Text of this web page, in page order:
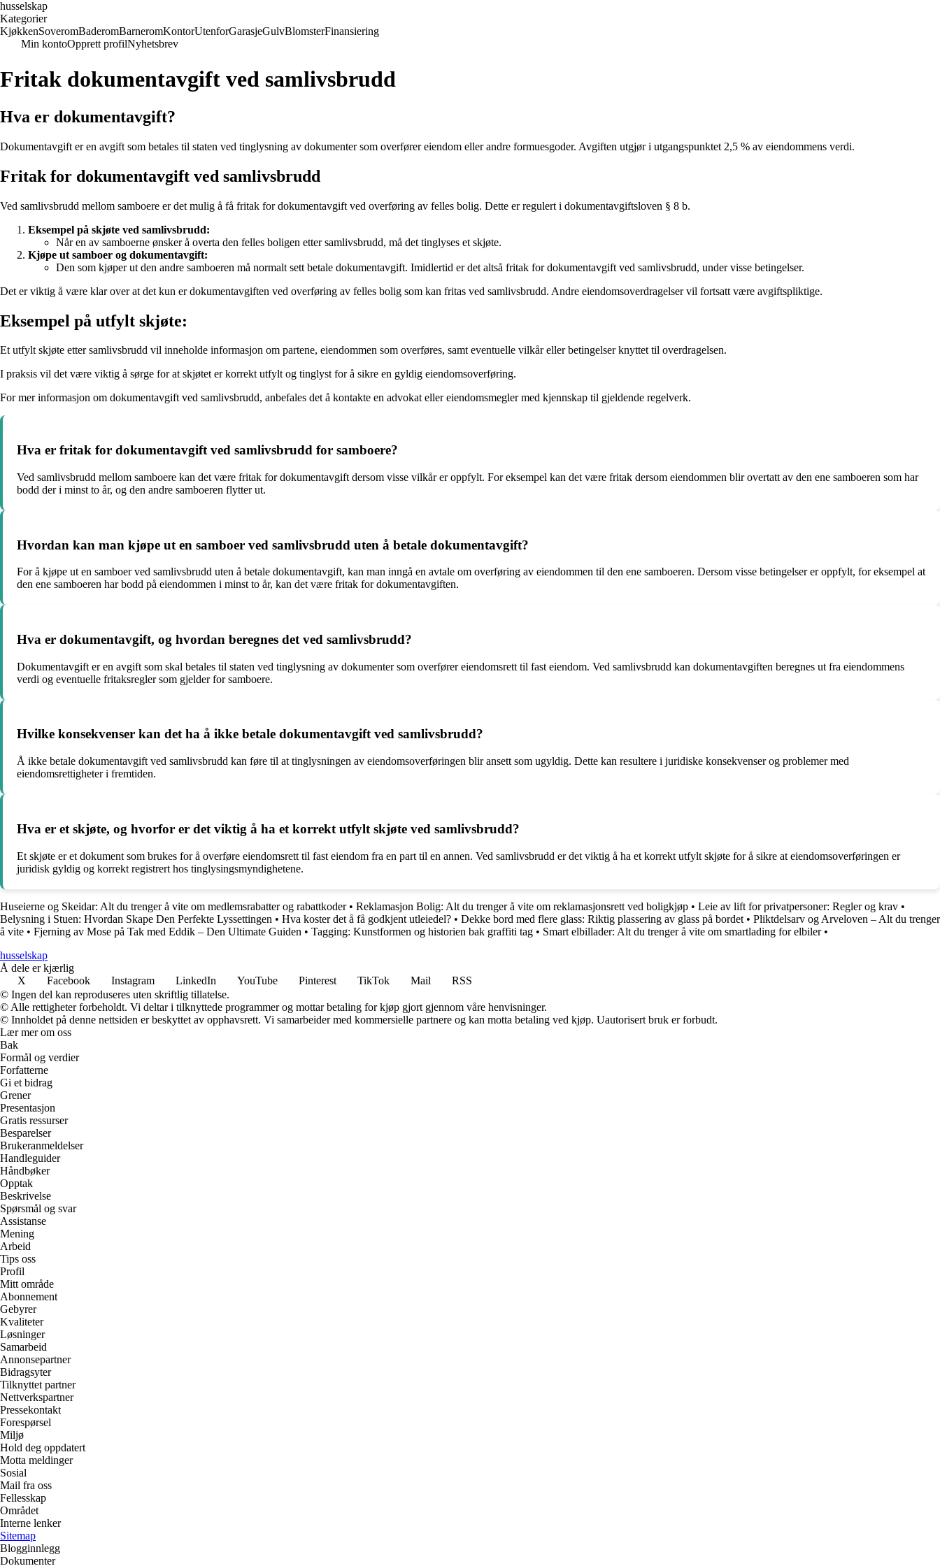
husselskap
Kategorier
KjøkkenSoveromBaderomBarneromKontorUtenforGarasjeGulvBlomsterFinansiering
Min kontoOpprett profilNyhetsbrev
Fritak dokumentavgift ved samlivsbrudd
Hva er dokumentavgift?
Dokumentavgift er en avgift som betales til staten ved tinglysning av dokumenter som overfører eiendom eller andre formuesgoder. Avgiften utgjør i utgangspunktet 2,5 % av eiendommens verdi.
Fritak for dokumentavgift ved samlivsbrudd
Ved samlivsbrudd mellom samboere er det mulig å få fritak for dokumentavgift ved overføring av felles bolig. Dette er regulert i dokumentavgiftsloven § 8 b.
Eksempel på skjøte ved samlivsbrudd:
Når en av samboerne ønsker å overta den felles boligen etter samlivsbrudd, må det tinglyses et skjøte.
Kjøpe ut samboer og dokumentavgift:
Den som kjøper ut den andre samboeren må normalt sett betale dokumentavgift. Imidlertid er det altså fritak for dokumentavgift ved samlivsbrudd, under visse betingelser.
Det er viktig å være klar over at det kun er dokumentavgiften ved overføring av felles bolig som kan fritas ved samlivsbrudd. Andre eiendomsoverdragelser vil fortsatt være avgiftspliktige.
Eksempel på utfylt skjøte:
Et utfylt skjøte etter samlivsbrudd vil inneholde informasjon om partene, eiendommen som overføres, samt eventuelle vilkår eller betingelser knyttet til overdragelsen.
I praksis vil det være viktig å sørge for at skjøtet er korrekt utfylt og tinglyst for å sikre en gyldig eiendomsoverføring.
For mer informasjon om dokumentavgift ved samlivsbrudd, anbefales det å kontakte en advokat eller eiendomsmegler med kjennskap til gjeldende regelverk.
Hva er fritak for dokumentavgift ved samlivsbrudd for samboere?
Ved samlivsbrudd mellom samboere kan det være fritak for dokumentavgift dersom visse vilkår er oppfylt. For eksempel kan det være fritak dersom eiendommen blir overtatt av den ene samboeren som har
bodd der i minst to år, og den andre samboeren flytter ut.
Hvordan kan man kjøpe ut en samboer ved samlivsbrudd uten å betale dokumentavgift?
For å kjøpe ut en samboer ved samlivsbrudd uten å betale dokumentavgift, kan man inngå en avtale om overføring av eiendommen til den ene samboeren. Dersom visse betingelser er oppfylt, for eksempel at
den ene samboeren har bodd på eiendommen i minst to år, kan det være fritak for dokumentavgiften.
Hva er dokumentavgift, og hvordan beregnes det ved samlivsbrudd?
Dokumentavgift er en avgift som skal betales til staten ved tinglysning av dokumenter som overfører eiendomsrett til fast eiendom. Ved samlivsbrudd kan dokumentavgiften beregnes ut fra eiendommens
verdi og eventuelle fritaksregler som gjelder for samboere.
Hvilke konsekvenser kan det ha å ikke betale dokumentavgift ved samlivsbrudd?
Å ikke betale dokumentavgift ved samlivsbrudd kan føre til at tinglysningen av eiendomsoverføringen blir ansett som ugyldig. Dette kan resultere i juridiske konsekvenser og problemer med
eiendomsrettigheter i fremtiden.
Hva er et skjøte, og hvorfor er det viktig å ha et korrekt utfylt skjøte ved samlivsbrudd?
Et skjøte er et dokument som brukes for å overføre eiendomsrett til fast eiendom fra en part til en annen. Ved samlivsbrudd er det viktig å ha et korrekt utfylt skjøte for å sikre at eiendomsoverføringen er
juridisk gyldig og korrekt registrert hos tinglysingsmyndighetene.
Huseierne og Skeidar: Alt du trenger å vite om medlemsrabatter og rabattkoder• Reklamasjon Bolig: Alt du trenger å vite om reklamasjonsrett ved boligkjøp • Leie av lift for privatpersoner: Regler og krav •
Belysning i Stuen: Hvordan Skape Den Perfekte Lyssettingen • Hva koster det å få godkjent utleiedel? • Dekke bord med flere glass: Riktig plassering av glass på bordet • Pliktdelsarv og Arveloven – Alt du trenger
å vite • Fjerning av Mose på Tak med Eddik – Den Ultimate Guiden • Tagging: Kunstformen og historien bak graffiti tag • Smart elbillader: Alt du trenger å vite om smartlading for elbiler•
husselskap
Å dele er kjærlig
X
Facebook Instagram LinkedIn YouTube Pinterest TikTok Mail
RSS
© Ingen del kan reproduseres uten skriftlig tillatelse.
© Alle rettigheter forbeholdt. Vi deltar i tilknyttede programmer og mottar betaling for kjøp gjort gjennom våre henvisninger.
© Innholdet på denne nettsiden er beskyttet av opphavsrett. Vi samarbeider med kommersielle partnere og kan motta betaling ved kjøp. Uautorisert bruk er forbudt.
Lær mer om oss
Bak
Formål og verdier
Forfatterne
Gi et bidrag
Grener
Presentasjon
Gratis ressurser
Besparelser
Brukeranmeldelser
Handleguider
Håndbøker
Opptak
Beskrivelse
Spørsmål og svar
Assistanse
Mening
Arbeid
Tips oss
Profil
Mitt område
Abonnement
Gebyrer
Kvaliteter
Løsninger
Samarbeid
Annonsepartner
Bidragsyter
Tilknyttet partner
Nettverkspartner
Pressekontakt
Forespørsel
Miljø
Hold deg oppdatert
Motta meldinger
Sosial
Mail fra oss
Fellesskap
Området
Interne lenker
Sitemap
Blogginnlegg
Dokumenter